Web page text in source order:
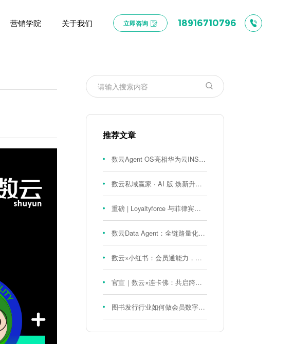
营销学院 关于我们 立即咨询 18916710796
推荐文章
数云Agent OS亮相华为云INSPIRE创想者大会：以AI重构消费者运营与零售营销新范式
数云私域赢家 · AI 版 焕新升级！
重磅 | Loyaltyforce 与菲律宾零售巨头 SM 集团达成战略合作，携手开启 SMAC 会员数智化运营新征程
数云Data Agent：全链路量化评测体系，炼就零售数据分析精准力
数云×小红书：会员通能力，重磅发布！
官宣｜数云×连卡佛：共启跨境会员运营新征程，重塑消费联结新体验
图书发行行业如何做会员数字化?河南新华书店给打了个样！